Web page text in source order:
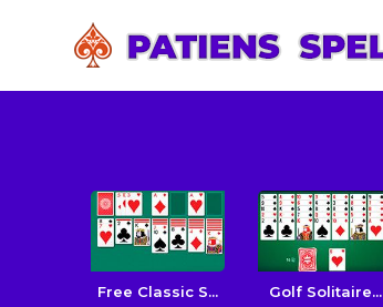
Free Classic S... Golf Solitaire...